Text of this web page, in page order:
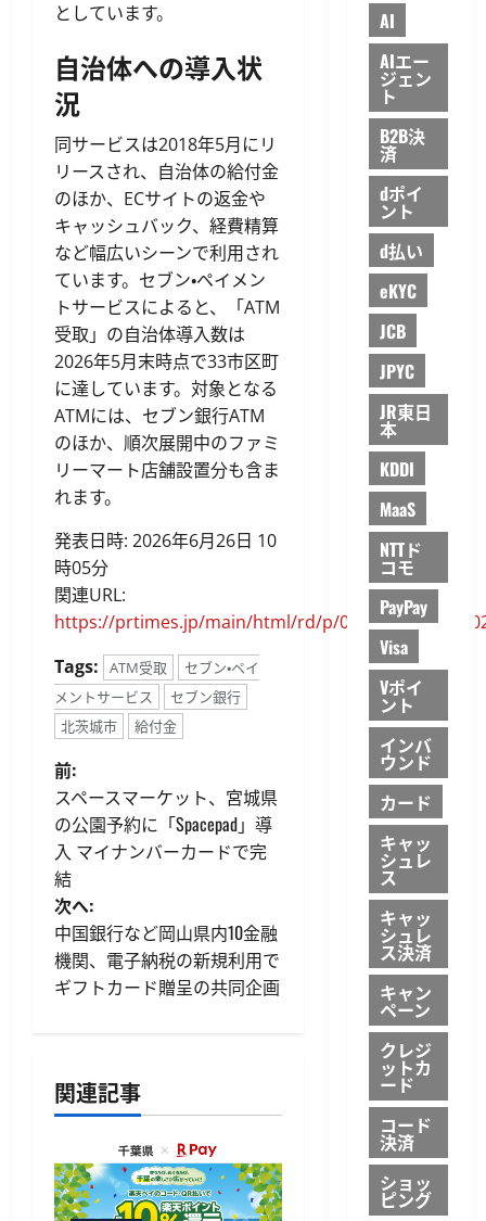
としています。
自治体への導入状
況
同サービスは2018年5月にリ
リースされ、自治体の給付金
のほか、ECサイトの返金や
キャッシュバック、経費精算
など幅広いシーンで利用され
ています。セブン・ペイメン
トサービスによると、「ATM
受取」の自治体導入数は
2026年5月末時点で33市区町
に達しています。対象となる
ATMには、セブン銀行ATM
のほか、順次展開中のファミ
リーマート店舗設置分も含ま
れます。
発表日時: 2026年6月26日 10
時05分
関連URL:
https://prtimes.jp/main/html/rd/p/
Tags:
ATM受取
セブン・ペイ
メントサービス
セブン銀行
北茨城市
給付金
投
稿
ナ
ビ
ゲ
ー
ョ
前:
スペースマーケット、宮城県
の公園予約に「Spacepad」導
入 マイナンバーカードで完
結
次へ:
中国銀行など岡山県内10金融
機関、電子納税の新規利用で
ギフトカード贈呈の共同企画
関連記事
AI
AIエー
ジェン
ト
B2B決
済
dポイ
ント
d払い
eKYC
JCB
JPYC
JR東日
本
KDDI
MaaS
NTTド
コモ
PayPay
Visa
Vポイ
ント
インバ
ウンド
カード
キャッ
シュレ
ス
キャッ
シュレ
ス決済
キャン
ペーン
クレジ
ットカ
ード
コード
決済
ショッ
ピング